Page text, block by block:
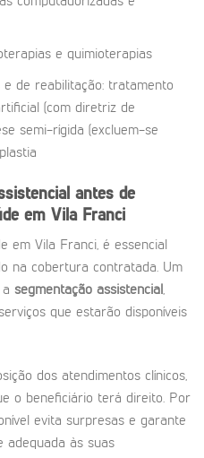
e quimioterapias
de reabilitação: tratamento
(com diretriz de
semi-rígida (excluem-se
antes de
em Vila Franci
em Vila Franci, é essencial
na cobertura contratada. Um
segmentação assistencial,
que estarão disponíveis
dos atendimentos clínicos,
o beneficiário terá direito. Por
evita surpresas e garante
adequada às suas